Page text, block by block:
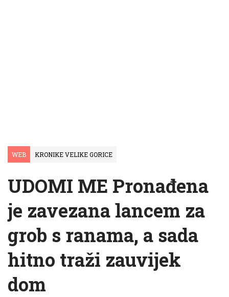
WEB KRONIKE VELIKE GORICE
UDOMI ME Pronađena
je zavezana lancem za
grob s ranama, a sada
hitno traži zauvijek
dom